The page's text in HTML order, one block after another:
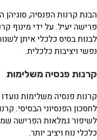
הבנת קרנות הפנסיה, סוגיהן
פרישה יעיל. על ידי מינוף
לבנות בסיס כלכלי איתן
נפשי ויציבות כלכלית.
קרנות פנסיה משלימות
קרנות פנסיה משלימות
לחסכון הפנסיוני הבסיסי.
לשיפור גמלאות הפרישה
כלכלי נוח ויציב יותר.